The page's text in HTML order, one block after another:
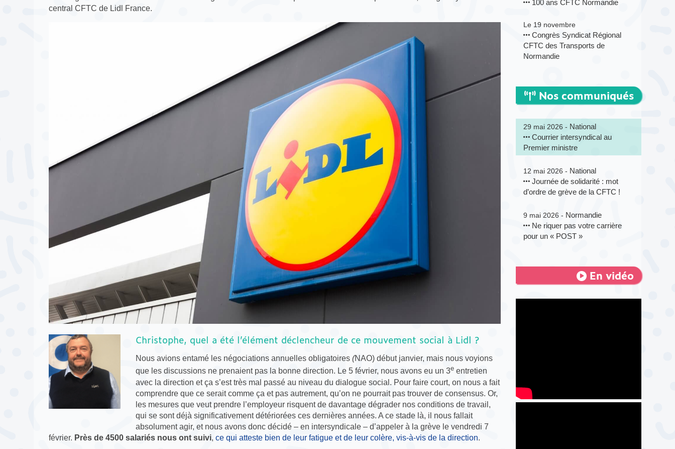
central CFTC de Lidl France.
Christophe, quel a été l’élément déclencheur de ce mouvement social à Lidl ?
Nous avions entamé les négociations annuelles obligatoires (NAO) début janvier, mais nous voyions
que les discussions ne prenaient pas la bonne direction. Le 5 février, nous avons eu un 3e entretien
avec la direction et ça s’est très mal passé au niveau du dialogue social. Pour faire court, on nous a fait
comprendre que ce serait comme ça et pas autrement, qu’on ne pourrait pas trouver de consensus. Or,
les mesures que veut prendre l’employeur risquent de davantage dégrader nos conditions de travail,
qui se sont déjà significativement détériorées ces dernières années. A ce stade là, il nous fallait
absolument agir, et nous avons donc décidé – en intersyndicale – d’appeler à la grève le vendredi 7
février. Près de 4500 salariés nous ont suivi,ce qui atteste bien de leur fatigue et de leur colère, vis-à-vis de la direction.
100 ans CFTC Normandie
Le 19 novembre
Congrès Syndicat Régional
CFTC des Transports de
Normandie
Nos communiqués
29 mai 2026 - National
Courrier intersyndical au
Premier ministre
12 mai 2026 - National
Journée de solidarité : mot
d’ordre de grève de la CFTC !
9 mai 2026 - Normandie
Ne riquer pas votre carrière
pour un « POST »
En vidéo